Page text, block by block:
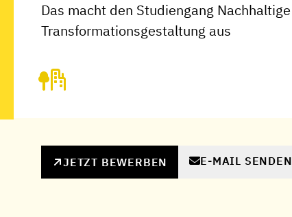
Das macht den Studiengang Nachhaltige
Transformationsgestaltung aus
JETZT BEWERBEN E-MAIL SENDEN